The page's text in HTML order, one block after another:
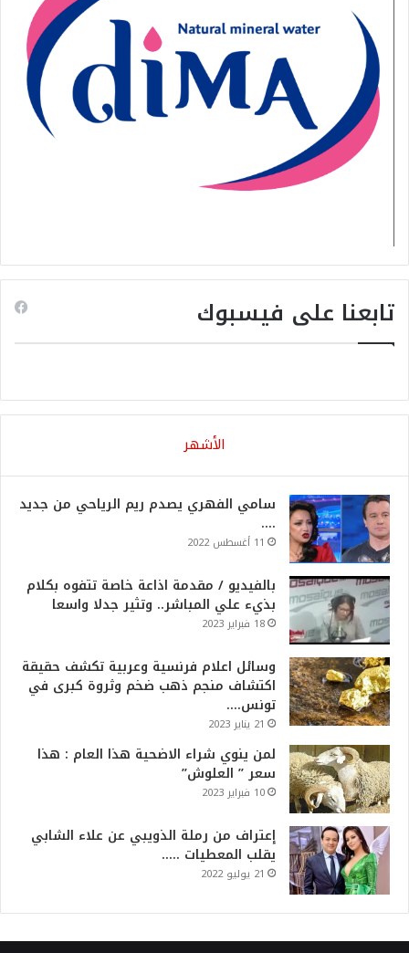
تابعنا على فيسبوك
الأشهر
سامي الفهري يصدم ريم الرياحي من جديد
….
11 أغسطس 2022
بالفيديو / مقدمة اذاعة خاصة تتفوه بكلام
بذيء علي المباشر.. وتثير جدلا واسعا
18 فبراير 2023
وسائل اعلام فرنسية وعربية تكشف حقيقة
اكتشاف منجم ذهب ضخم وثروة كبرى في
تونس….
21 يناير 2023
لمن ينوي شراء الاضحية هذا العام : هذا
سعر ” العلوش”
10 فبراير 2023
إعتراف من رملة الذويبي عن علاء الشابي
يقلب المعطيات …..
21 يوليو 2022